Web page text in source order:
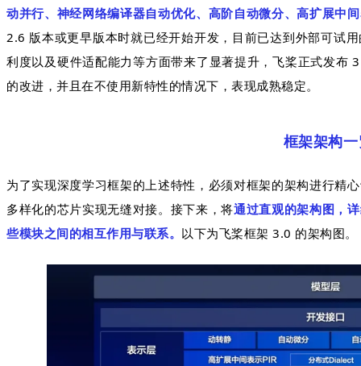
动并行、神经网络编译器自动优化、高阶自动微分、高扩展中
2.6 版本或更早版本时就已经开始开发，目前已达到外部可试
利度以及硬件适配能力等方面带来了显著提升，飞桨正式发布
的改进，并且在不使用新特性的情况下，表现成熟稳定。
框架架构
为了实现深度学习框架的上述特性，必须对框架的架构进行精
多样化的芯片实现无缝对接。接下来，将通过直观的架构图，
些模块之间的相互作用与联系。 以下为飞桨框架 3.0 的架构图。